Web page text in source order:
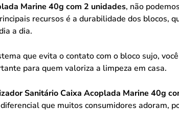
Marine 40g com 2 unidades, não
recursos é a durabilidade dos blocos,
a dia.
que evita o contato com o bloco sujo,
para quem valoriza a limpeza em casa.
Sanitário Caixa Acoplada Marine 40g
que muitos consumidores adoram,